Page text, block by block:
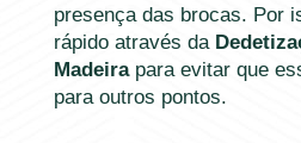
presença das brocas. Por
rápido através da
Madeirapara evitar que
para outros pontos.